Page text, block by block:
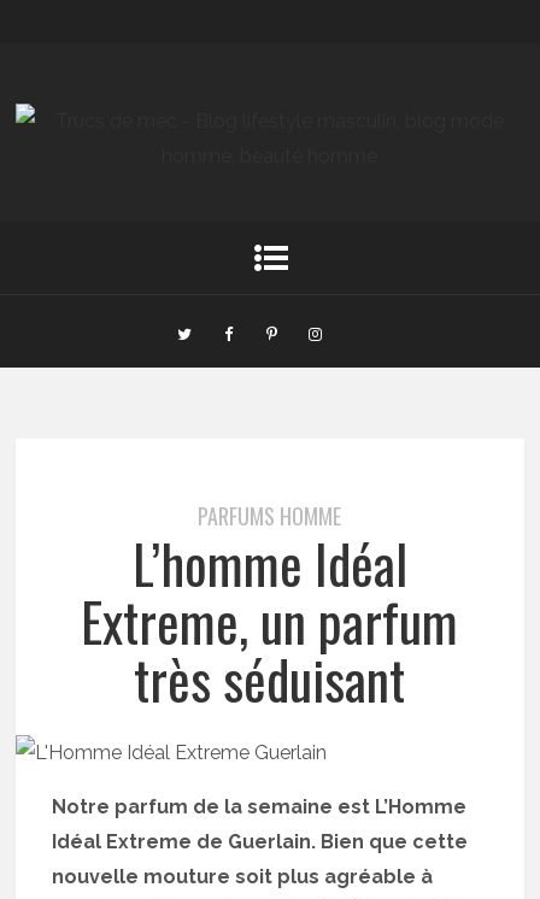
PARFUMS HOMME
L’homme Idéal
Extreme, un parfum
très séduisant
Notre parfum de la semaine est L’Homme
Idéal Extreme de Guerlain. Bien que cette
nouvelle mouture soit plus agréable à